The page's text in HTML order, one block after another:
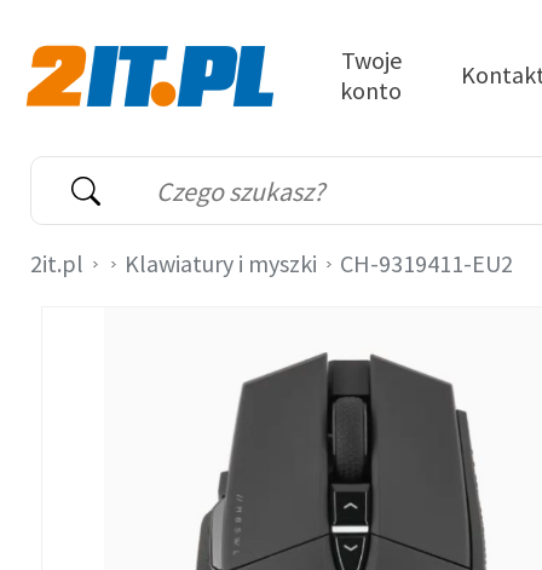
Wyszukiwarka
Słowo kluczowe
Twoje
konto
2it.pl Klawiatury i myszki CH-9319411-EU2